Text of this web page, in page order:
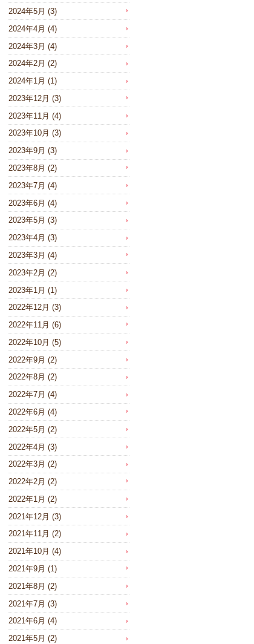
2024年5月 (3)
2024年4月 (4)
2024年3月 (4)
2024年2月 (2)
2024年1月 (1)
2023年12月 (3)
2023年11月 (4)
2023年10月 (3)
2023年9月 (3)
2023年8月 (2)
2023年7月 (4)
2023年6月 (4)
2023年5月 (3)
2023年4月 (3)
2023年3月 (4)
2023年2月 (2)
2023年1月 (1)
2022年12月 (3)
2022年11月 (6)
2022年10月 (5)
2022年9月 (2)
2022年8月 (2)
2022年7月 (4)
2022年6月 (4)
2022年5月 (2)
2022年4月 (3)
2022年3月 (2)
2022年2月 (2)
2022年1月 (2)
2021年12月 (3)
2021年11月 (2)
2021年10月 (4)
2021年9月 (1)
2021年8月 (2)
2021年7月 (3)
2021年6月 (4)
2021年5月 (2)